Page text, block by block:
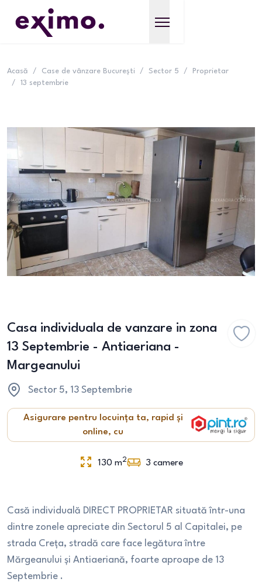
Acasă / Case de vânzare București / Sector 5 /
Proprietar
/
13 septembrie
Casa individuala de vanzare in zona
13 Septembrie - Antiaeriana -
Margeanului
Sector 5, 13 Septembrie
Asigurare pentru locuința ta, rapid și
online, cu
130 m2 3 camere
Casă individuală DIRECT PROPRIETAR situată într-una
dintre zonele apreciate din Sectorul 5 al Capitalei, pe
strada Creța, stradă care face legătura între
Mărgeanului și Antiaeriană, foarte aproape de 13
Septembrie .